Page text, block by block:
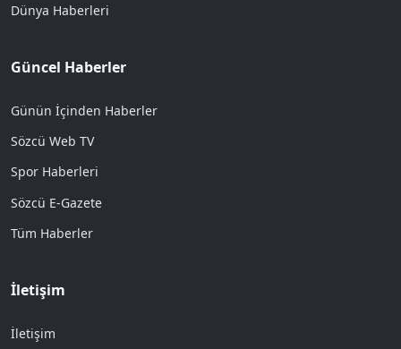
Dünya Haberleri
Güncel Haberler
Günün İçinden Haberler
Sözcü Web TV
Spor Haberleri
Sözcü E-Gazete
Tüm Haberler
İletişim
İletişim